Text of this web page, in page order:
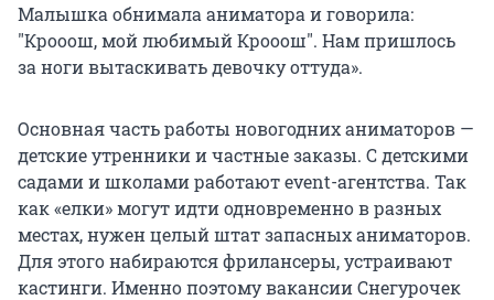
Малышка обнимала аниматора и говорила:
"Крооош, мой любимый Крооош". Нам пришлось
за ноги вытаскивать девочку оттуда».
Основная часть работы новогодних аниматоров —
детские утренники и частные заказы. С детскими
садами и школами работают event-агентства. Так
как «елки» могут идти одновременно в разных
местах, нужен целый штат запасных аниматоров.
Для этого набираются фрилансеры, устраивают
кастинги. Именно поэтому вакансии Снегурочек